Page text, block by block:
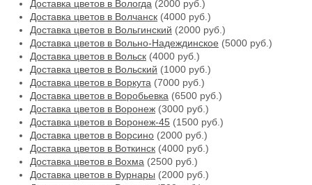
Доставка цветов в Вологда (2000 руб.)
Доставка цветов в Волчанск (4000 руб.)
Доставка цветов в Вольгинский (2000 руб.)
Доставка цветов в Вольно-Надеждинское (5000 руб.)
Доставка цветов в Вольск (4000 руб.)
Доставка цветов в Вольский (1000 руб.)
Доставка цветов в Воркута (7000 руб.)
Доставка цветов в Воробьевка (6500 руб.)
Доставка цветов в Воронеж (3000 руб.)
Доставка цветов в Воронеж-45 (1500 руб.)
Доставка цветов в Ворсино (2000 руб.)
Доставка цветов в Воткинск (4000 руб.)
Доставка цветов в Вохма (2500 руб.)
Доставка цветов в Вурнары (2000 руб.)